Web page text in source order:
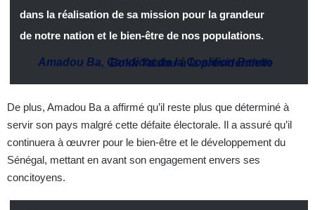
dans la réalisation de sa mission pour la grandeur
de notre nation et le bien-être de nos populations.
Amadou Ba, Candidat de la Coalition Benno Bokk Yaakar à la présidentielle
De plus, Amadou Ba a affirmé qu’il reste plus que déterminé à
servir son pays malgré cette défaite électorale. Il a assuré qu’il
continuera à œuvrer pour le bien-être et le développement du
Sénégal, mettant en avant son engagement envers ses
concitoyens.